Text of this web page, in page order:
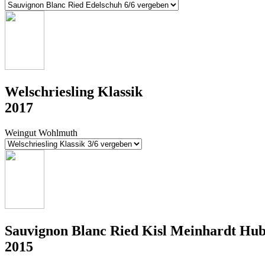
Welschriesling Klassik
2017
Weingut Wohlmuth
Sauvignon Blanc Ried Kisl Meinhardt
2015